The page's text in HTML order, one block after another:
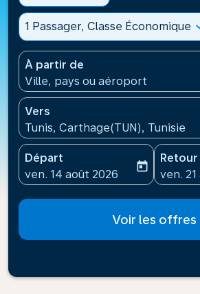
1 Passager, Classe Économique
À partir de
Ville, pays ou aéroport
Vers
Tunis, Carthage(TUN), Tunisie
Départ
fc-booking-departure-date-
ven. 14 août 2026
today
Retour
fc-
ven.
Voir les offres